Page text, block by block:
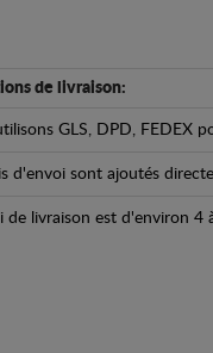
de livraison:
GLS, DPD, FEDEX
d'envoi sont ajoutés
de livraison est d'environ 4